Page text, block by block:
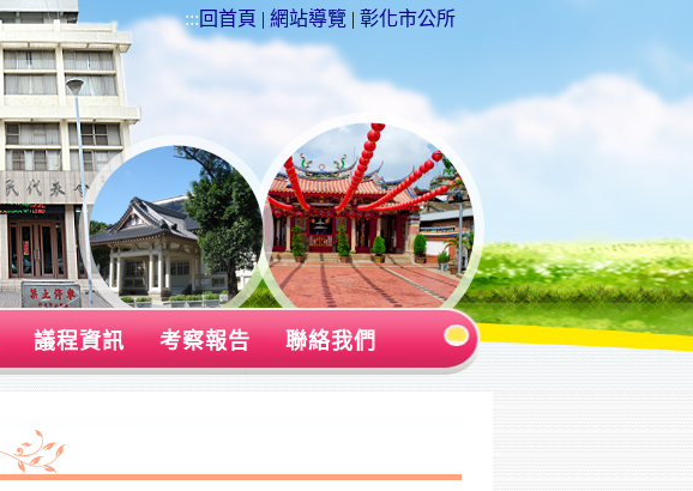
::: 回首頁 | 網站導覽 | 彰化市公所
議程資訊 考察報告 聯絡我們